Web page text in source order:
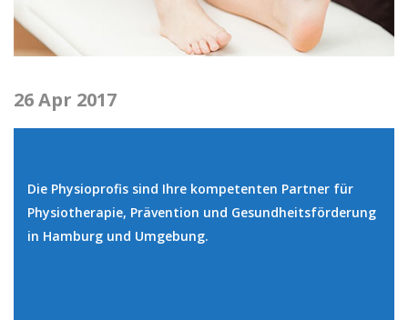
26 Apr 2017
Die Physioprofis sind Ihre kompetenten Partner für
Physiotherapie, Prävention und Gesundheitsförderung
in Hamburg und Umgebung.